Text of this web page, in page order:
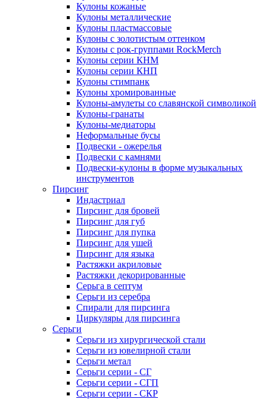
Кулоны кожаные
Кулоны металлические
Кулоны пластмассовые
Кулоны с золотистым оттенком
Кулоны с рок-группами RockMerch
Кулоны серии КНМ
Кулоны серии КНП
Кулоны стимпанк
Кулоны хромированные
Кулоны-амулеты со славянской символикой
Кулоны-гранаты
Кулоны-медиаторы
Неформальные бусы
Подвески - ожерелья
Подвески с камнями
Подвески-кулоны в форме музыкальных
инструментов
Пирсинг
Индастриал
Пирсинг для бровей
Пирсинг для губ
Пирсинг для пупка
Пирсинг для ушей
Пирсинг для языка
Растяжки акриловые
Растяжки декорированные
Серьга в септум
Серьги из серебра
Спирали для пирсинга
Циркуляры для пирсинга
Серьги
Серьги из хирургической стали
Серьги из ювелирной стали
Серьги метал
Серьги серии - СГ
Серьги серии - СГП
Серьги серии - СКР